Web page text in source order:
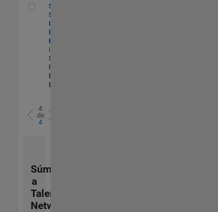
Senior Security Learning and Enablement Engineer
Senior
Security
Learning and
Enablement
Engineer
US-MA-Natick
Software
Process
Engineering |
Experimentado
4
de
4
Súmese
a
Talent
Network